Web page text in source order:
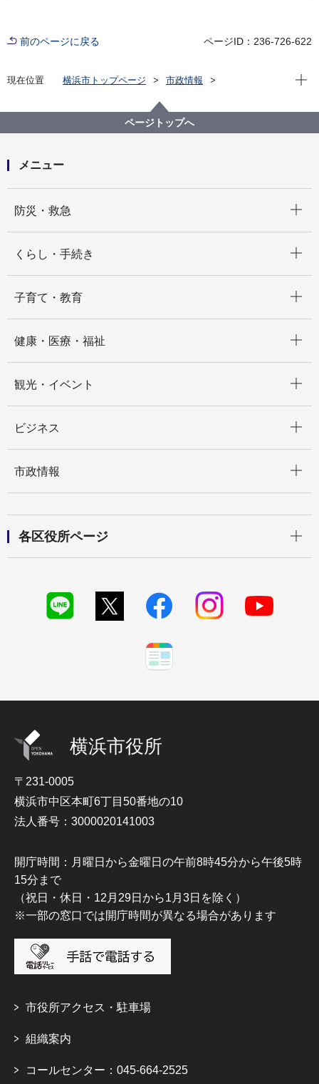
前のページに戻る ページID：236-726-622
現在位置 横浜市トップページ
市政情報
横浜市人事異動（令和３年10月１日付け）
現在
ページトップへ
メニュー
防災・救急
くらし・手続き
子育て・教育
健康・医療・福祉
観光・イベント
ビジネス
市政情報
各区役所ページ
横浜市役所
〒231-0005
横浜市中区本町6丁目50番地の10
法人番号：3000020141003
開庁時間：月曜日から金曜日の午前8時45分から午後5時
15分まで
（祝日・休日・12月29日から1月3日を除く）
※一部の窓口では開庁時間が異なる場合があります
市役所アクセス・駐車場
組織案内
コールセンター：045-664-2525